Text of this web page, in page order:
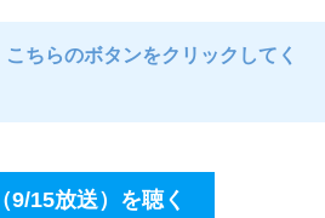
ちらのボタンをクリックしてく
15放送）を聴く